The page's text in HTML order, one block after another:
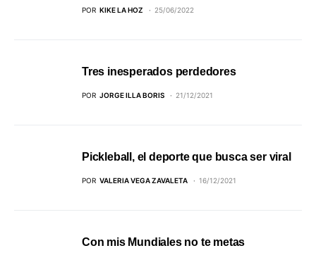
POR KIKE LA HOZ 25/06/2022
Tres inesperados perdedores
POR JORGE ILLA BORIS 21/12/2021
Pickleball, el deporte que busca ser viral
POR VALERIA VEGA ZAVALETA 16/12/2021
Con mis Mundiales no te metas